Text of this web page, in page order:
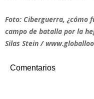
Foto: Ciberguerra, ¿cómo
campo de batalla por la
Silas Stein /
Comentarios